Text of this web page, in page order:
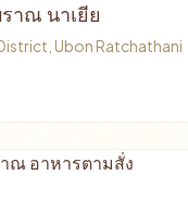
าณ นาเยีย
Ubon Ratchathani